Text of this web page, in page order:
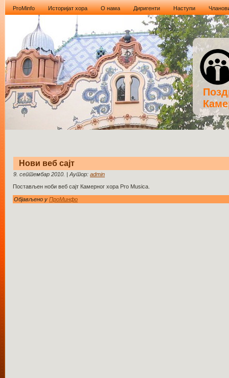
ProMinfo Историјат хора О нама Диригенти Наступи
Нови веб сајт
9. септембар 2010. | Аутор: admin
Постављен ноби веб сајт Камерног хора Pro Musica.
Објављено у ПроМинфо